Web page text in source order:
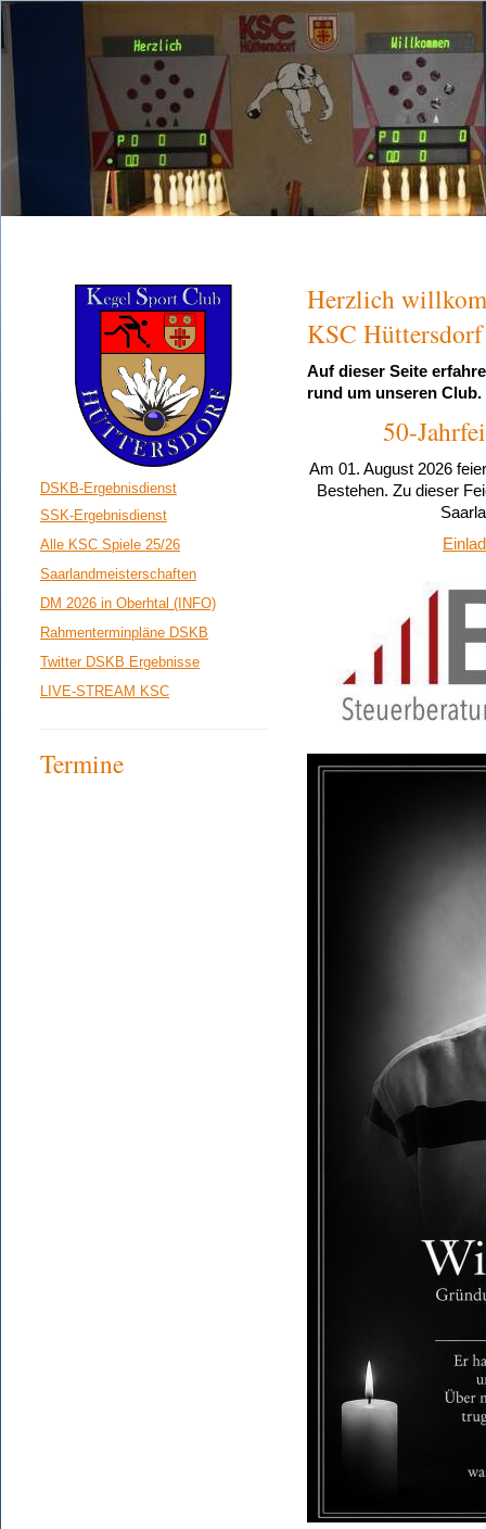
Herzlich
KSC Hüttersdorf
Auf dieser Seite
rund um unseren Club.
50-
Am 01. August 2026
Bestehen. Zu dieser
DSKB-Ergebnisdienst
SSK-Ergebnisdienst
Alle KSC Spiele 25/26
Saarlandmeisterschaften
DM 2026 in Oberhtal (INFO)
Rahmenterminpläne DSKB
Twitter DSKB Ergebnisse
LIVE-STREAM KSC
Termine